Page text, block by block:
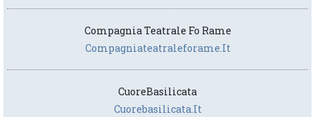
Compagnia Teatrale Fo Rame
Compagniateatraleforame.it
CuoreBasilicata
Cuorebasilicata.it